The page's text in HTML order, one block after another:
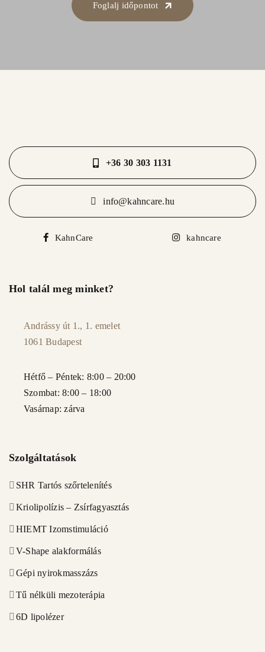
Foglalj időpontot
+36 30 303 1131
info@kahncare.hu
KahnCare kahncare
Hol talál meg minket?
Andrássy út 1., 1. emelet
1061 Budapest
Hétfő – Péntek: 8:00 – 20:00
Szombat: 8:00 – 18:00
Vasárnap: zárva
Szolgáltatások
SHR Tartós szőrtelenítés
Kriolipolízis – Zsírfagyasztás
HIEMT Izomstimuláció
V-Shape alakformálás
Gépi nyirokmasszázs
Tű nélküli mezoterápia
6D lipolézer